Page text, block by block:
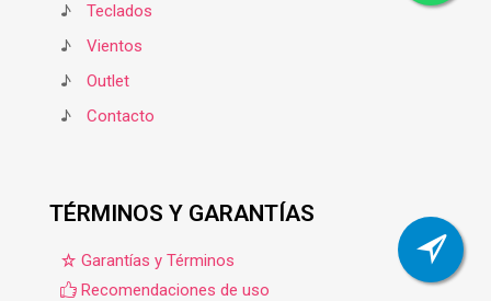
♪
Teclados
♪
Vientos
♪
Outlet
♪
Contacto
TÉRMINOS Y GARANTÍAS
Garantías y Términos
Recomendaciones de uso